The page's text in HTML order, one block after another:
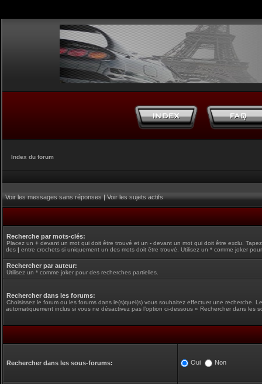
Index du forum
Voir les messages sans réponses|Voir les sujets actifs
Recherche par mots-clés:
Placez un + devant un mot qui doit être trouvé et un - devant un mot qui doit être exclu.
des | entre crochets si uniquement un des mots doit être trouvé. Utilisez un * comme joker
Rechercher par auteur:
Utilisez un * comme joker pour des recherches partielles.
Rechercher dans les forums:
Choisissez le forum ou les forums dans le(s)quel(s) vous souhaitez effectuer une recherche.
automatiquement inclus si vous ne désactivez pas l’option ci-dessous « Rechercher dans les
Rechercher dans les sous-forums: Oui Non